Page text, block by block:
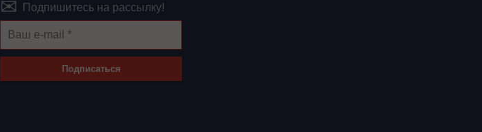
Подпишитесь на рассылку!
Подписаться